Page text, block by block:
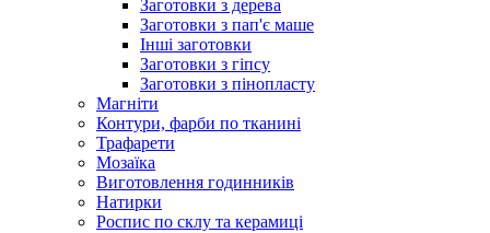
Заготовки з дерева
Заготовки з пап'є маше
Інші заготовки
Заготовки з гіпсу
Заготовки з пінопласту
Магніти
Контури, фарби по тканині
Трафарети
Мозаїка
Виготовлення годинників
Натирки
Роспис по склу та керамиці